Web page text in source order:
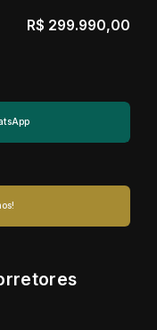
R$ 299.990,00